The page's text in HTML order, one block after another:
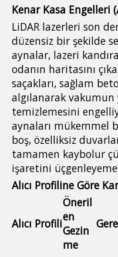
Kenar Kasa Engelleri
LiDAR lazerleri son
düzensiz bir şekilde
aynalar, lazeri
odanın haritasını
saçakları, sağlam
algılanarak vakumun
temizlemesini
aynaları mükemmel
boş, özelliksiz
tamamen kaybolur
işaretini
Alıcı Profiline Göre
Alıcı Profili
Öneril
en
Gezin
me